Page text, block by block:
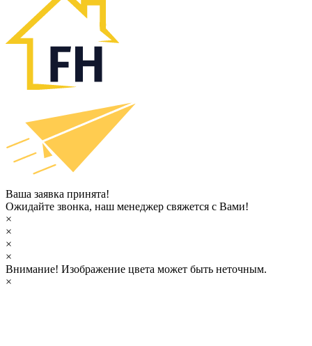
Ваша заявка принята!
Ожидайте звонка, наш менеджер свяжется с Вами!
×
×
×
×
Внимание! Изображение цвета может быть неточным.
×